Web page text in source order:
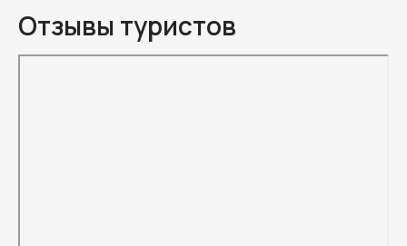
Отзывы туристов